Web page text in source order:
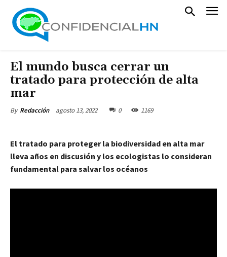
El mundo busca cerrar un
tratado para protección de alta
mar
By Redacción agosto 13, 2022 0 1169
El tratado para proteger la biodiversidad en alta mar
lleva años en discusión y los ecologistas lo consideran
fundamental para salvar los océanos